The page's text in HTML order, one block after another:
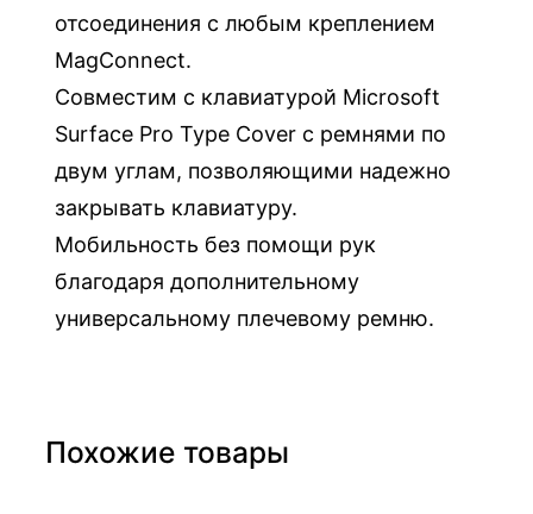
отсоединения с любым креплением
MagConnect.
Совместим с клавиатурой Microsoft
Surface Pro Type Cover с ремнями по
двум углам, позволяющими надежно
закрывать клавиатуру.
Мобильность без помощи рук
благодаря дополнительному
универсальному плечевому ремню.
Похожие товары